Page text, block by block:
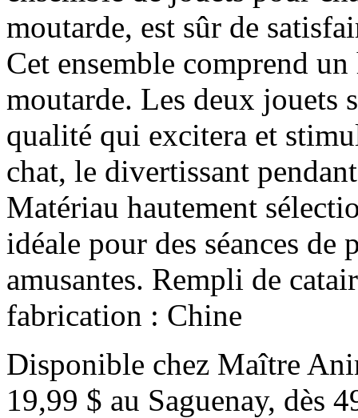
moutarde, est sûr de
Cet ensemble comprend
moutarde. Les deux jouets
qualité qui excitera et
chat, le divertissant
Matériau hautement
idéale pour des séances de
amusantes. Rempli de
fabrication : Chine
Disponible chez Maître
19,99 $ au Saguenay, dès